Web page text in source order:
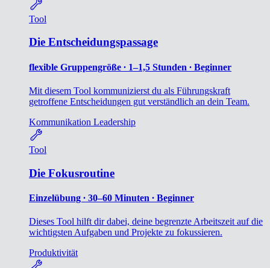
Tool
Die Entscheidungspassage
flexible Gruppengröße ∙ 1–1,5 Stunden ∙ Beginner
Mit diesem Tool kommunizierst du als Führungskraft
getroffene Entscheidungen gut verständlich an dein Team.
Kommunikation Leadership
Tool
Die Fokusroutine
Einzelübung ∙ 30–60 Minuten ∙ Beginner
Dieses Tool hilft dir dabei, deine begrenzte Arbeitszeit auf die
wichtigsten Aufgaben und Projekte zu fokussieren.
Produktivität